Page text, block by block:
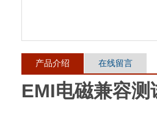
产品介绍 在线留言
EMI电磁兼容测